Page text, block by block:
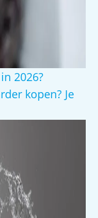
2026?
kopen? Je